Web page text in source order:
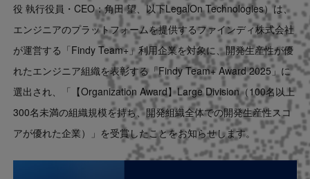
Contact
US website
役 執行役員・CEO：角田 望、以下LegalOn Technologies）は、
エンジニアのプラットフォームを提供するファインディ株式会社
が運営する「Findy Team+」利用企業を対象に、開発生産性が優
れたエンジニア組織を表彰する「Findy Team+ Award 2025」に
選出され、「【Organization Award】Large Division（100名以上
300名未満の組織規模を持ち、開発組織全体での開発生産性スコ
アが優れた企業）」を受賞したことをお知らせします。